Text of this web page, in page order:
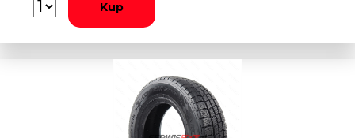
Kup